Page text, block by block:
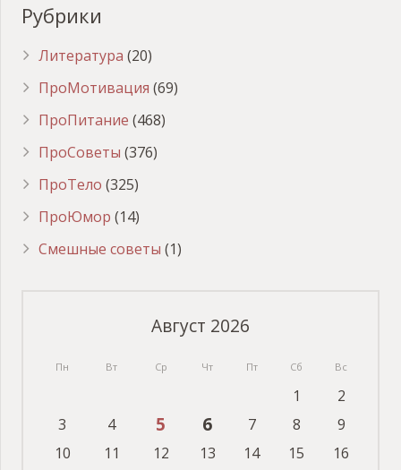
Рубрики
Литература (20)
ПроМотивация (69)
ПроПитание (468)
ПроСоветы (376)
ПроТело (325)
ПроЮмор (14)
Смешные советы (1)
Август 2026
Пн Вт Ср Чт Пт Сб Вс
1
2
3
4 5 6 7 8
9
10
11 12 13 14 15
16